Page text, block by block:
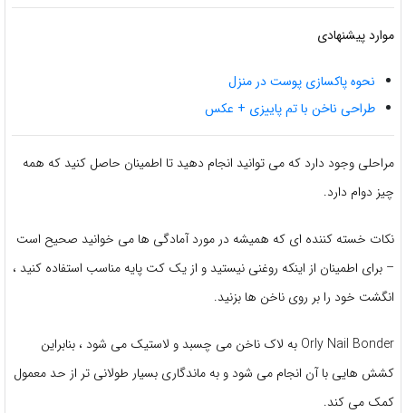
موارد پیشنهادی
نحوه پاکسازی پوست در منزل
طراحی ناخن با تم پاییزی + عکس
مراحلی وجود دارد که می توانید انجام دهید تا اطمینان حاصل کنید که همه
چیز دوام دارد.
نکات خسته کننده ای که همیشه در مورد آمادگی ها می خوانید صحیح است
– برای اطمینان از اینکه روغنی نیستید و از یک کت پایه مناسب استفاده کنید ،
انگشت خود را بر روی ناخن ها بزنید.
Orly Nail Bonder به لاک ناخن می چسبد و لاستیک می شود ، بنابراین
کشش هایی با آن انجام می شود و به ماندگاری بسیار طولانی تر از حد معمول
کمک می کند.